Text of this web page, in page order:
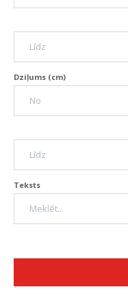
Dziļums (cm)
Teksts